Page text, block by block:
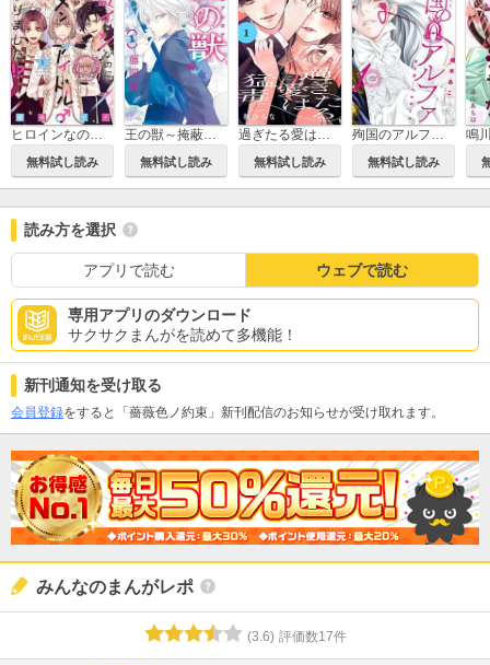
ヒロインなのに、イケメンアイドル♂になりました!?
無料試し読み
王の獣～掩蔽のアルカナ～
無料試し読み
過ぎたる愛は猛毒【マイクロ】
無料試し読み
殉国のアルファ～オメガ・ベルサイユ～
無料試し読み
読み方を選択
アプリで読む ウェブで読む
専用アプリのダウンロード
サクサクまんがを読めて多機能！
新刊通知を受け取る
会員登録をすると「薔薇色ノ約束」新刊配信のお知らせが受け取れます。
みんなのまんがレポ
(3.6) 評価数17件